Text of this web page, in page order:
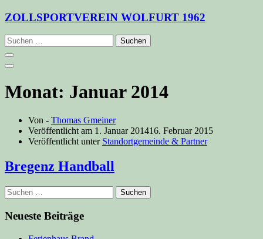
Zum
springen
ZOLLSPORTVEREIN WOLFURT 1962
Suchen
nach:
Monat: Januar 2014
Von - Thomas Gmeiner
Veröffentlicht am 1. Januar 201416. Februar 2015
Veröffentlicht unter Standortgemeinde & Partner
Bregenz Handball
Suchen
nach:
Neueste Beiträge